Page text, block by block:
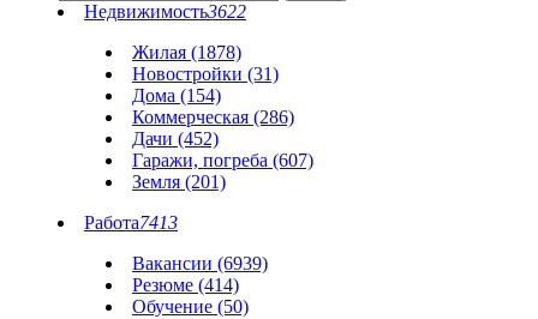
Недвижимость3622
Жилая (1878)
Новостройки (31)
Дома (154)
Коммерческая (286)
Дачи (452)
Гаражи, погреба (607)
Земля (201)
Работа7413
Вакансии (6939)
Резюме (414)
Обучение (50)